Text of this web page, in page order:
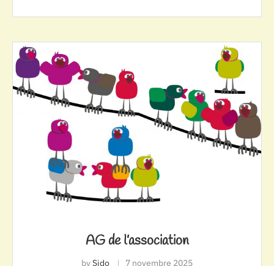
AG de l’association
bySido 7 novembre 2025